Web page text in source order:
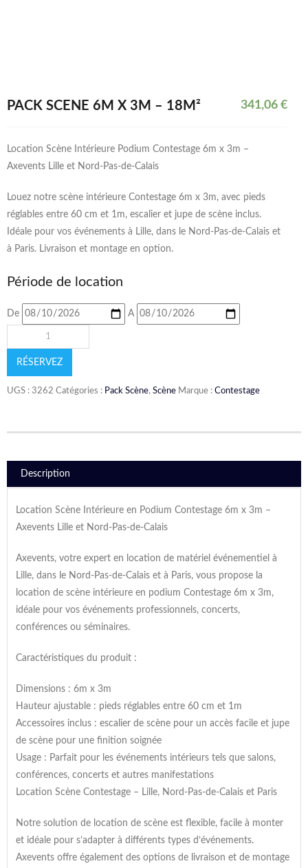
PACK SCÈNE 6M X 3M – 18M² 341,06 €
Location Scène Intérieure Podium Contestage 6m x 3m –
Axevents Lille et Nord-Pas-de-Calais
Louez notre scène intérieure Contestage 6m x 3m, avec pieds
réglables entre 60 cm et 1m, escalier et jupe de scène inclus.
Idéale pour vos événements à Lille, dans le Nord-Pas-de-Calais et
à Paris. Livraison et montage en option.
Période de location
De A
RÉSERVEZ
UGS : 3262 Catégories : Pack Scène, Scène Marque : Contestage
Description
Location Scène Intérieure en Podium Contestage 6m x 3m –
Axevents Lille et Nord-Pas-de-Calais
Axevents, votre expert en location de matériel événementiel à
Lille, dans le Nord-Pas-de-Calais et à Paris, vous propose la
location de scène intérieure en podium Contestage 6m x 3m,
idéale pour vos événements professionnels, concerts,
conférences ou séminaires.
Caractéristiques du produit :
Dimensions : 6m x 3m
Hauteur ajustable : pieds réglables entre 60 cm et 1m
Accessoires inclus : escalier de scène pour un accès facile et jupe
de scène pour une finition soignée
Usage : Parfait pour les événements intérieurs tels que salons,
conférences, concerts et autres manifestations
Location Scène Contestage – Lille, Nord-Pas-de-Calais et Paris
Notre solution de location de scène est flexible, facile à monter
et idéale pour s’adapter à différents types d’événements.
Axevents offre également des options de livraison et de montage